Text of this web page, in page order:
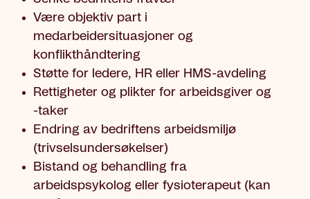
Være objektiv part i
medarbeidersituasjoner og
konflikthåndtering
Støtte for ledere, HR eller HMS-avdeling
Rettigheter og plikter for arbeidsgiver og
-taker
Endring av bedriftens arbeidsmiljø
(trivselsundersøkelser)
Bistand og behandling fra
arbeidspsykolog eller fysioterapeut (kan